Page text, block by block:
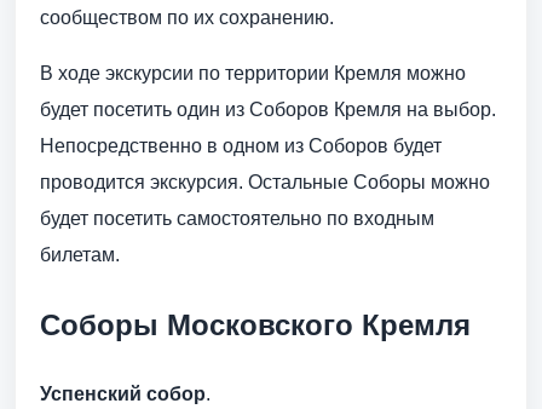
сообществом по их сохранению.
В ходе экскурсии по территории Кремля можно
будет посетить один из Соборов Кремля на выбор.
Непосредственно в одном из Соборов будет
проводится экскурсия. Остальные Соборы можно
будет посетить самостоятельно по входным
билетам.
Соборы Московского Кремля
Успенский собор.